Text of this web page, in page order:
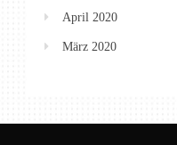
April 2020
März 2020